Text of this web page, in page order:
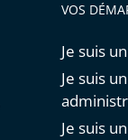
VOS
Je suis
Je suis
Je suis